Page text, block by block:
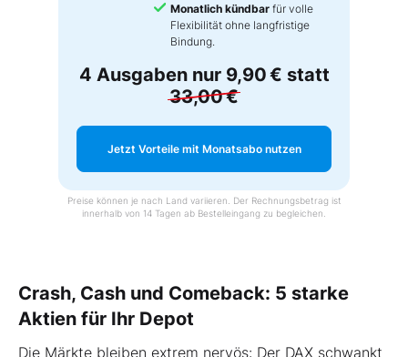
Monatlich kündbar für volle
Flexibilität ohne langfristige
Bindung.
4 Ausgaben nur 9,90 € statt
33,00 €
Jetzt Vorteile mit Monatsabo nutzen
Preise können je nach Land variieren. Der Rechnungsbetrag ist
innerhalb von 14 Tagen ab Bestelleingang zu begleichen.
Crash, Cash und Comeback: 5 starke
Aktien für Ihr Depot
Die Märkte bleiben extrem nervös: Der DAX schwankt